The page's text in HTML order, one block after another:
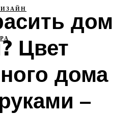
дом
Цвет
дома
–